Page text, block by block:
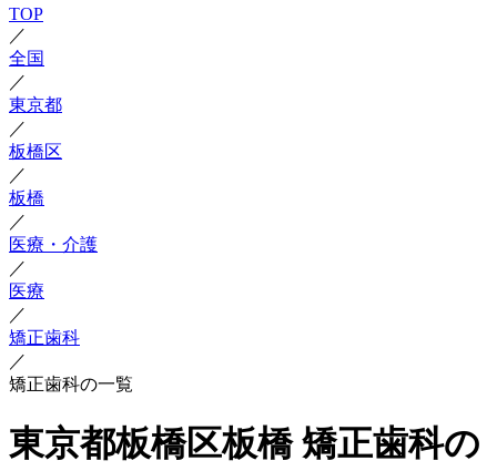
TOP
／
全国
／
東京都
／
板橋区
／
板橋
／
医療・介護
／
医療
／
矯正歯科
／
矯正歯科の一覧
東京都板橋区板橋 矯正歯科の